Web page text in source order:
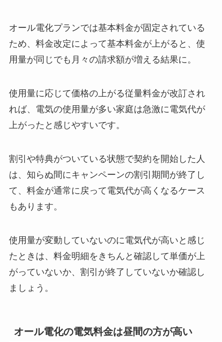
オール電化プランでは基本料金が固定されている
ため、料金改定によって基本料金が上がると、使
用量が同じでも月々の請求額が増える結果に。
使用量に応じて価格の上がる従量料金が改訂され
れば、電気の使用量が多い家庭は急激に電気代が
上がったと感じやすいです。
割引や特典がついている状態で契約を開始した人
は、知らぬ間にキャンペーンの割引期間が終了し
て、料金が通常に戻って電気代が高くなるケース
もあります。
使用量が変動していないのに電気代が高いと感じ
たときは、料金明細をきちんと確認して単価が上
がっていないか、割引が終了していないか確認し
ましょう。
オール電化の電気料金は昼間の方が高い